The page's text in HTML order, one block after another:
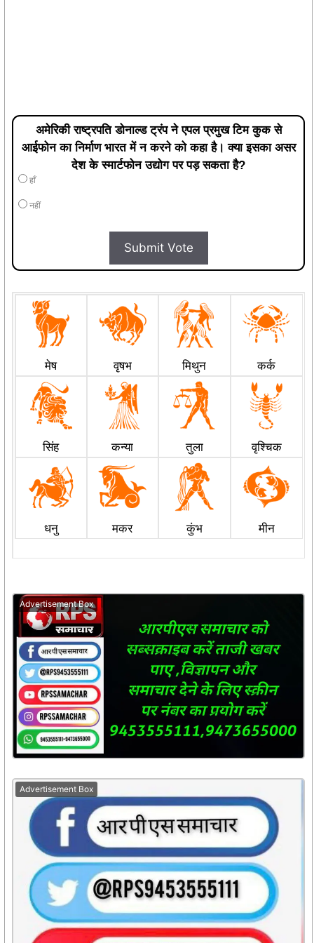
अमेरिकी राष्ट्रपति डोनाल्ड ट्रंप ने एपल प्रमुख टिम कुक से
आईफोन का निर्माण भारत में न करने को कहा है। क्या इसका असर
देश के स्मार्टफोन उद्योग पर पड़ सकता है?
हाँ
नहीं
Submit Vote
मेष वृषभ मिथुन कर्क
सिंह कन्या तुला वृश्चिक
धनु मकर कुंभ मीन
Advertisement Box
Advertisement Box